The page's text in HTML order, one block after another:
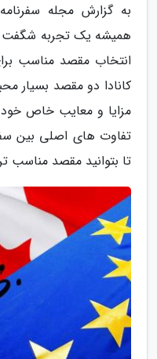
به گزارش مجله
همیشه یک تجربه شگفت
انتخاب مقصد مناسب
کانادا دو مقصد بسیار
مزایا و معایب خاص خود
تفاوت های اصلی بین سفر
تا بتوانید مقصد مناسب